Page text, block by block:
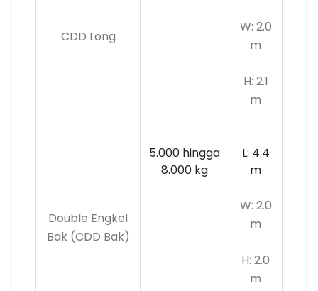
CDD Long
W: 2.0
m
H: 2.1
m
Double Engkel
Bak (CDD Bak)
5.000 hingga
8.000 kg
L: 4.4
m
W: 2.0
m
H: 2.0
m